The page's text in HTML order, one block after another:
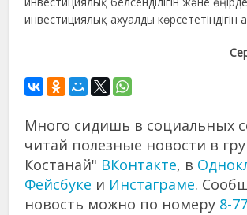
инвестициялық ахуалды көрсететіндігін
Много сидишь в социальных
читай полезные новости в
Костанай" ВКонтакте, в
Фейсбуке и Инстаграме.
новость можно по номеру 8-